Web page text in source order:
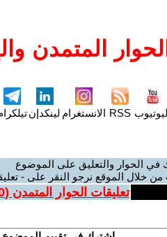
المتمدن
RSS الانستغرام لينكدإن
في الحوار والتعليق على الموضوع
من خلال الموقع نرجو النقر على -
تعليقات الحوار المتمدن (